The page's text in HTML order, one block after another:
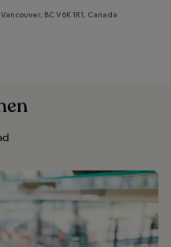
BC V6K 1R1, Canada